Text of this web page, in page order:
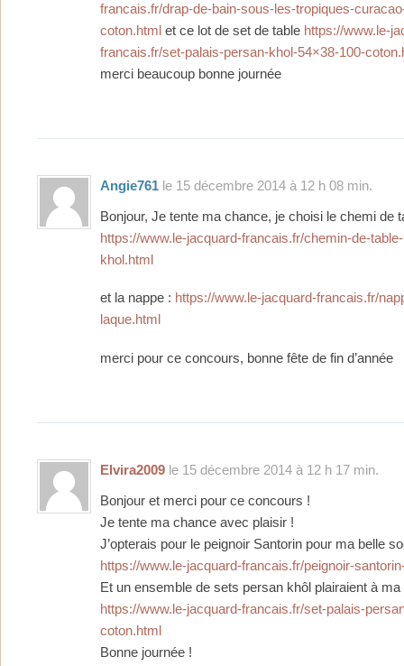
francais.fr/drap-de-bain-sous-les-tropiques-
coton.html et ce lot de set de table https://www.le-
francais.fr/set-palais-persan-khol-54×38-100-
merci beaucoup bonne journée
Angie761 le 15 décembre 2014 à 12 h 08 min.
Bonjour, Je tente ma chance, je choisi le chemi de
https://www.le-jacquard-francais.fr/chemin-de-
khol.html
et la nappe : https://www.le-jacquard-francais.fr/
laque.html
merci pour ce concours, bonne fête de fin d’année
Elvira2009 le 15 décembre 2014 à 12 h 17 min.
Bonjour et merci pour ce concours !
Je tente ma chance avec plaisir !
J’opterais pour le peignoir Santorin pour ma belle
https://www.le-jacquard-francais.fr/peignoir-
Et un ensemble de sets persan khôl plairaient à
https://www.le-jacquard-francais.fr/set-palais-
coton.html
Bonne journée !